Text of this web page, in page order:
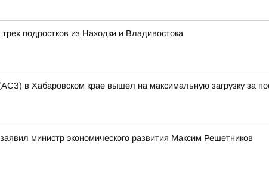
подростков из Находки и Владивостока
в Хабаровском крае вышел на максимальную загрузку за
министр экономического развития Максим Решетников